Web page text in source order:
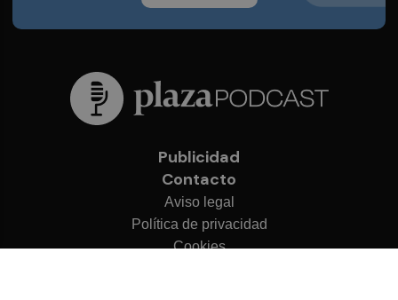
Publicidad
Contacto
Aviso legal
Política de privacidad
Cookies